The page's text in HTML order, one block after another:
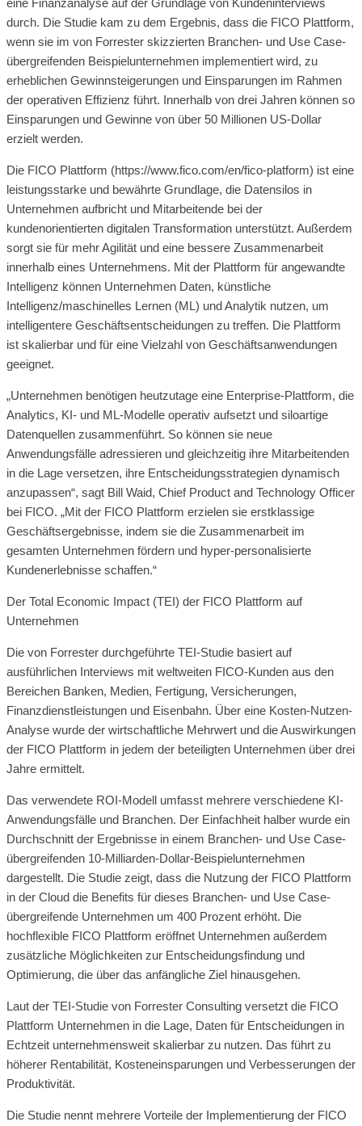
durch. Die Studie kam zu dem Ergebnis, dass die FICO Plattform,
wenn sie im von Forrester skizzierten Branchen- und Use Case-
übergreifenden Beispielunternehmen implementiert wird, zu
erheblichen Gewinnsteigerungen und Einsparungen im Rahmen
der operativen Effizienz führt. Innerhalb von drei Jahren können so
Einsparungen und Gewinne von über 50 Millionen US-Dollar
erzielt werden.
Die FICO Plattform (https://www.fico.com/en/fico-platform) ist eine
leistungsstarke und bewährte Grundlage, die Datensilos in
Unternehmen aufbricht und Mitarbeitende bei der
kundenorientierten digitalen Transformation unterstützt. Außerdem
sorgt sie für mehr Agilität und eine bessere Zusammenarbeit
innerhalb eines Unternehmens. Mit der Plattform für angewandte
Intelligenz können Unternehmen Daten, künstliche
Intelligenz/maschinelles Lernen (ML) und Analytik nutzen, um
intelligentere Geschäftsentscheidungen zu treffen. Die Plattform
ist skalierbar und für eine Vielzahl von Geschäftsanwendungen
geeignet.
„Unternehmen benötigen heutzutage eine Enterprise-Plattform, die
Analytics, KI- und ML-Modelle operativ aufsetzt und siloartige
Datenquellen zusammenführt. So können sie neue
Anwendungsfälle adressieren und gleichzeitig ihre Mitarbeitenden
in die Lage versetzen, ihre Entscheidungsstrategien dynamisch
anzupassen“, sagt Bill Waid, Chief Product and Technology Officer
bei FICO. „Mit der FICO Plattform erzielen sie erstklassige
Geschäftsergebnisse, indem sie die Zusammenarbeit im
gesamten Unternehmen fördern und hyper-personalisierte
Kundenerlebnisse schaffen.“
Der Total Economic Impact (TEI) der FICO Plattform auf
Unternehmen
Die von Forrester durchgeführte TEI-Studie basiert auf
ausführlichen Interviews mit weltweiten FICO-Kunden aus den
Bereichen Banken, Medien, Fertigung, Versicherungen,
Finanzdienstleistungen und Eisenbahn. Über eine Kosten-Nutzen-
Analyse wurde der wirtschaftliche Mehrwert und die Auswirkungen
der FICO Plattform in jedem der beteiligten Unternehmen über drei
Jahre ermittelt.
Das verwendete ROI-Modell umfasst mehrere verschiedene KI-
Anwendungsfälle und Branchen. Der Einfachheit halber wurde ein
Durchschnitt der Ergebnisse in einem Branchen- und Use Case-
übergreifenden 10-Milliarden-Dollar-Beispielunternehmen
dargestellt. Die Studie zeigt, dass die Nutzung der FICO Plattform
in der Cloud die Benefits für dieses Branchen- und Use Case-
übergreifende Unternehmen um 400 Prozent erhöht. Die
hochflexible FICO Plattform eröffnet Unternehmen außerdem
zusätzliche Möglichkeiten zur Entscheidungsfindung und
Optimierung, die über das anfängliche Ziel hinausgehen.
Laut der TEI-Studie von Forrester Consulting versetzt die FICO
Plattform Unternehmen in die Lage, Daten für Entscheidungen in
Echtzeit unternehmensweit skalierbar zu nutzen. Das führt zu
höherer Rentabilität, Kosteneinsparungen und Verbesserungen der
Produktivität.
Die Studie nennt mehrere Vorteile der Implementierung der FICO